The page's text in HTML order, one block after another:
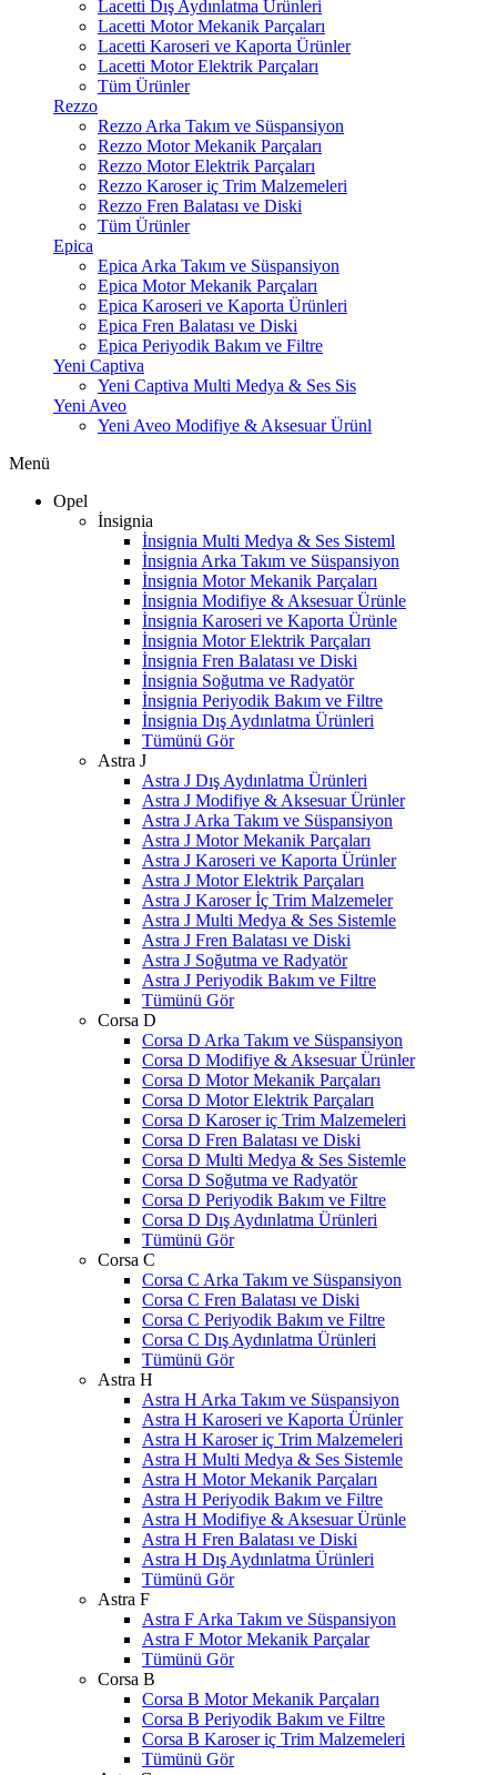
Lacetti Dış Aydınlatma Ürünleri
Lacetti Motor Mekanik Parçaları
Lacetti Karoseri ve Kaporta Ürünler
Lacetti Motor Elektrik Parçaları
Tüm Ürünler
Rezzo
Rezzo Arka Takım ve Süspansiyon
Rezzo Motor Mekanik Parçaları
Rezzo Motor Elektrik Parçaları
Rezzo Karoser iç Trim Malzemeleri
Rezzo Fren Balatası ve Diski
Tüm Ürünler
Epica
Epica Arka Takım ve Süspansiyon
Epica Motor Mekanik Parçaları
Epica Karoseri ve Kaporta Ürünleri
Epica Fren Balatası ve Diski
Epica Periyodik Bakım ve Filtre
Yeni Captiva
Yeni Captiva Multi Medya & Ses Sis
Yeni Aveo
Yeni Aveo Modifiye & Aksesuar Ürünl
Menü
Opel
İnsignia
İnsignia Multi Medya & Ses Sisteml
İnsignia Arka Takım ve Süspansiyon
İnsignia Motor Mekanik Parçaları
İnsignia Modifiye & Aksesuar Ürünle
İnsignia Karoseri ve Kaporta Ürünle
İnsignia Motor Elektrik Parçaları
İnsignia Fren Balatası ve Diski
İnsignia Soğutma ve Radyatör
İnsignia Periyodik Bakım ve Filtre
İnsignia Dış Aydınlatma Ürünleri
Tümünü Gör
Astra J
Astra J Dış Aydınlatma Ürünleri
Astra J Modifiye & Aksesuar Ürünler
Astra J Arka Takım ve Süspansiyon
Astra J Motor Mekanik Parçaları
Astra J Karoseri ve Kaporta Ürünler
Astra J Motor Elektrik Parçaları
Astra J Karoser İç Trim Malzemeler
Astra J Multi Medya & Ses Sistemle
Astra J Fren Balatası ve Diski
Astra J Soğutma ve Radyatör
Astra J Periyodik Bakım ve Filtre
Tümünü Gör
Corsa D
Corsa D Arka Takım ve Süspansiyon
Corsa D Modifiye & Aksesuar Ürünler
Corsa D Motor Mekanik Parçaları
Corsa D Motor Elektrik Parçaları
Corsa D Karoser iç Trim Malzemeleri
Corsa D Fren Balatası ve Diski
Corsa D Multi Medya & Ses Sistemle
Corsa D Soğutma ve Radyatör
Corsa D Periyodik Bakım ve Filtre
Corsa D Dış Aydınlatma Ürünleri
Tümünü Gör
Corsa C
Corsa C Arka Takım ve Süspansiyon
Corsa C Fren Balatası ve Diski
Corsa C Periyodik Bakım ve Filtre
Corsa C Dış Aydınlatma Ürünleri
Tümünü Gör
Astra H
Astra H Arka Takım ve Süspansiyon
Astra H Karoseri ve Kaporta Ürünler
Astra H Karoser iç Trim Malzemeleri
Astra H Multi Medya & Ses Sistemle
Astra H Motor Mekanik Parçaları
Astra H Periyodik Bakım ve Filtre
Astra H Modifiye & Aksesuar Ürünle
Astra H Fren Balatası ve Diski
Astra H Dış Aydınlatma Ürünleri
Tümünü Gör
Astra F
Astra F Arka Takım ve Süspansiyon
Astra F Motor Mekanik Parçalar
Tümünü Gör
Corsa B
Corsa B Motor Mekanik Parçaları
Corsa B Periyodik Bakım ve Filtre
Corsa B Karoser iç Trim Malzemeleri
Tümünü Gör